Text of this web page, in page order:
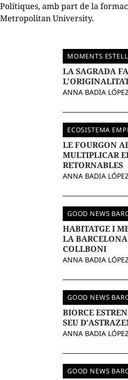
Polítiques, amb part de la
Metropolitan University.
MOMENTS
LA SAGRADA
ANNA BADIA
ECOSISTEMA
LE FOURGON
MULTIPLICAR
RETORNABLES
ANNA BADIA
GOOD NEWS
HABITATGE I
LA
COLLBONI
ANNA BADIA
GOOD NEWS
BIORCE
SEU
ANNA BADIA
GOOD NEWS